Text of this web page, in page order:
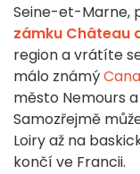
Seine-et-Marne,
zámku Château
region a vrátíte
málo známý
město Nemours
Samozřejmě
Loiry až na
končí ve Francii.